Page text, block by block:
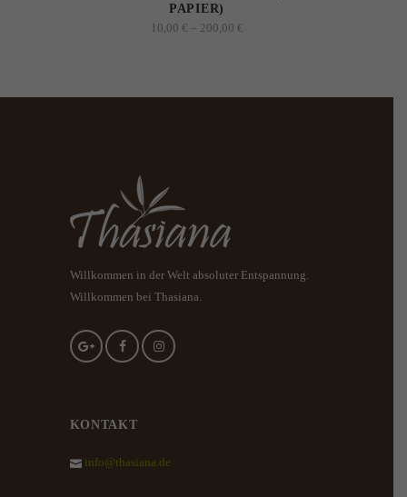
PAPIER)
10,00 € – 200,00 €Preisspanne:
Willkommen in der Welt absoluter Entspannung.
Willkommen bei Thasiana.
KONTAKT
info@thasiana.de